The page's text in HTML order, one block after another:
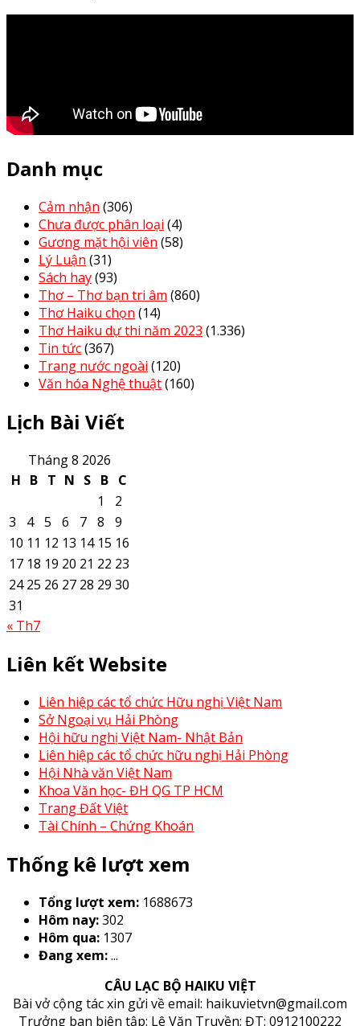
Danh mục
Cảm nhận (306)
Chưa được phân loại (4)
Gương mặt hội viên (58)
Lý Luận (31)
Sách hay(93)
Thơ – Thơ bạn tri âm (860)
Thơ Haiku chọn (14)
Thơ Haiku dự thi năm 2023 (1.336)
Tin tức(367)
Trang nước ngoài (120)
Văn hóa Nghệ thuật(160)
Lịch Bài Viết
Tháng 8 2026
H B T N S B C
1
2
3
4 5 6 7 8
9
10 11 12 13 14 15 16
17 18 19 20 21 22 23
24 25 26 27 28 29 30
31
« Th7
Liên kết Website
Liên hiệp các tổ chức Hữu nghị Việt Nam
Sở Ngoại vụ Hải Phòng
Hội hữu nghị Việt Nam- Nhật Bản
Liên hiệp các tổ chức hữu nghị Hải Phòng
Hội Nhà văn Việt Nam
Khoa Văn học- ĐH QG TP HCM
Trang Đất Việt
Tài Chính – Chứng Khoán
Thống kê lượt xem
Tổng lượt xem: 1688673
Hôm nay:302
Hôm qua: 1307
Đang xem:...
CÂU LẠC BỘ HAIKU VIỆT
Bài vở cộng tác xin gửi về email: haikuvietvn@gmail.com
Trưởng ban biên tập: Lê Văn Truyền; ĐT: 0912100222